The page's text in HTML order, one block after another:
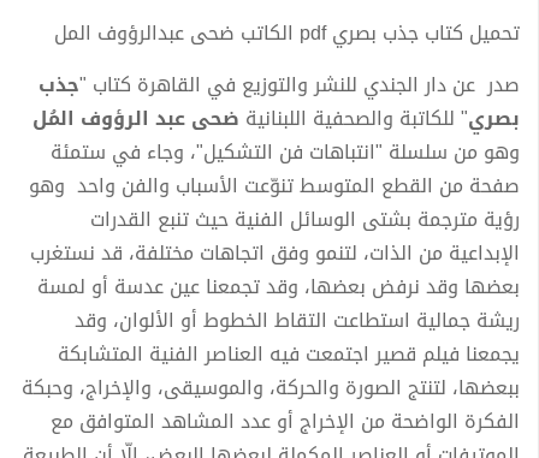
تحميل كتاب جذب بصري pdf الكاتب ضحى عبدالرؤوف المل
صدر عن دار الجندي للنشر والتوزيع في القاهرة كتاب "جذب
بصري" للكاتبة والصحفية اللبنانية ضحى عبد الرؤوف المُل
وهو من سلسلة "انتباهات فن التشكيل"، وجاء في ستمئة
صفحة من القطع المتوسط تنوّعت الأسباب والفن واحد وهو
رؤية مترجمة بشتى الوسائل الفنية حيث تنبع القدرات
الإبداعية من الذات، لتنمو وفق اتجاهات مختلفة، قد نستغرب
بعضها وقد نرفض بعضها، وقد تجمعنا عين عدسة أو لمسة
ريشة جمالية استطاعت التقاط الخطوط أو الألوان، وقد
يجمعنا فيلم قصير اجتمعت فيه العناصر الفنية المتشابكة
ببعضها، لتنتج الصورة والحركة، والموسيقى، والإخراج، وحبكة
الفكرة الواضحة من الإخراج أو عدد المشاهد المتوافق مع